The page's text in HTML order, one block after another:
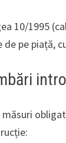
10/1995
de pe piață,